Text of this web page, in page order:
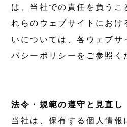
は、当社での責任を負うこ
れらのウェブサイトにおけ
いについては、各ウェブサ
バシーポリシーをご参照く
法令・規範の遵守と見直し
当社は、保有する個人情報